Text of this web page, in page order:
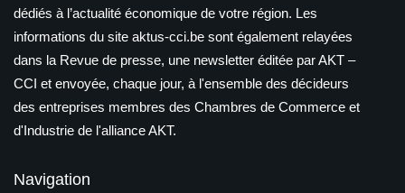
dédiés à l’actualité économique de votre région. Les
informations du site aktus-cci.be sont également relayées
dans la Revue de presse, une newsletter éditée par AKT –
CCI et envoyée, chaque jour, à l'ensemble des décideurs
des entreprises membres des Chambres de Commerce et
d'Industrie de l'alliance AKT.
Navigation